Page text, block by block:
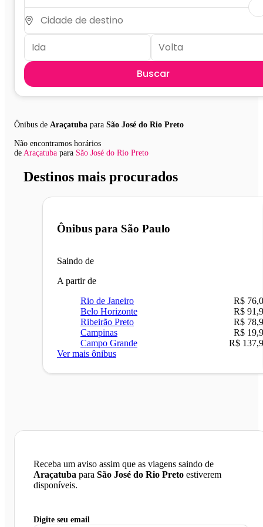
Buscar
Ônibus de Araçatuba para São José do Rio Preto
Não encontramos horários
de Araçatuba para São José do Rio Preto
Destinos mais procurados
Ônibus para São Paulo
Saindo de
A partir de
Rio de Janeiro
R$
Belo Horizonte
R$
Ribeirão Preto
R$
Campinas
R$
Campo Grande
R$
Ver mais ônibus
Receba um aviso assim que as viagens saindo de
Araçatuba para São José do Rio Preto estiverem
disponíveis.
Digite seu email